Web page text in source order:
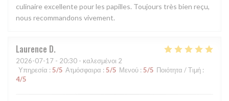
culinaire excellente pour les papilles. Toujours très bien reçu,
nous recommandons vivement.
Laurence D
2026-07-17 - 20:30 - καλεσμένοι 2
Υπηρεσία : 5/5 Ατμόσφαιρα : 5/5 Μενού : 5/5 Ποιότητα / Τιμή :
4/5